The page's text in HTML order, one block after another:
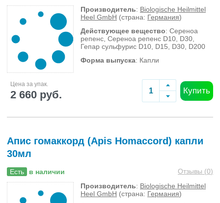
Производитель: Biologische Heilmittel
Heel GmbH (страна: Германия)
Действующее вещество: Сереноа
репенс, Сереноа репенс D10, D30,
Гепар сульфурис D10, D15, D30, D200
Форма выпуска: Капли
Цена за упак.
2 660 руб. Купить
Апис гомаккорд (Apis Homaccord) капли
30мл
Есть в наличии Отзывы (0)
Производитель: Biologische Heilmittel
Heel GmbH (страна: Германия)